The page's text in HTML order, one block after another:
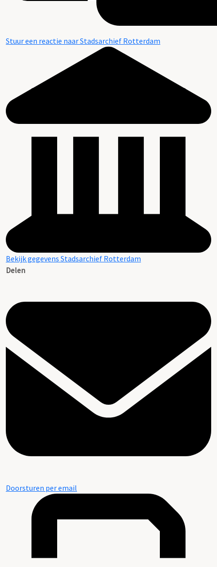
Stuur een reactie naar Stadsarchief Rotterdam
Bekijk gegevens Stadsarchief Rotterdam
Delen
Doorsturen per email